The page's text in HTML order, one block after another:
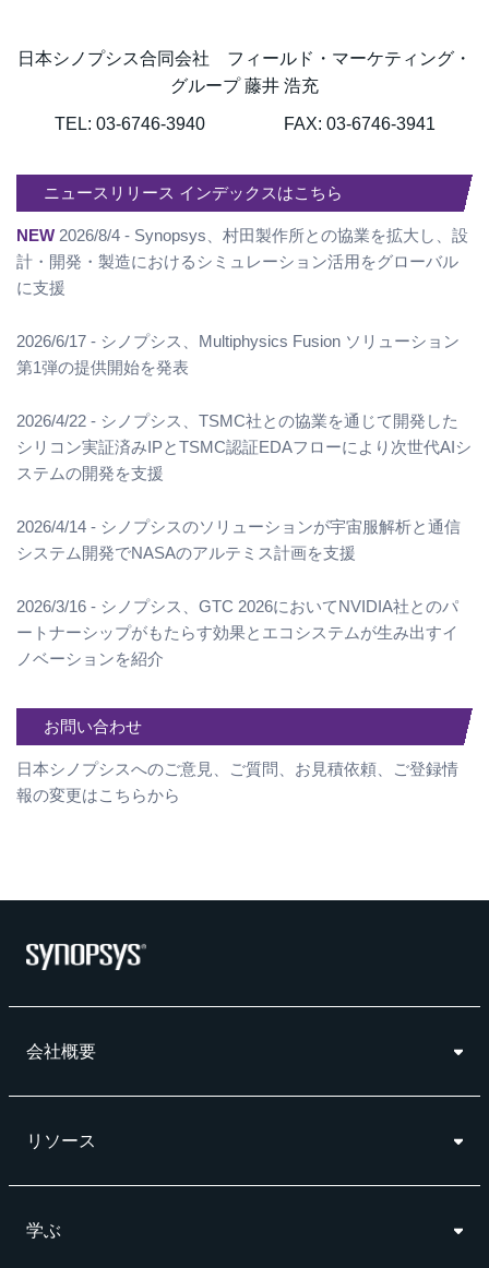
日本シノプシス合同会社 フィールド・マーケティング・
グループ 藤井 浩充
TEL: 03-6746-3940 FAX: 03-6746-3941
ニュースリリース インデックスはこちら
NEW 2026/8/4 - Synopsys、村田製作所との協業を拡大し、設
計・開発・製造におけるシミュレーション活用をグローバル
に支援
2026/6/17 - シノプシス、Multiphysics Fusion ソリューション
第1弾の提供開始を発表
2026/4/22 - シノプシス、TSMC社との協業を通じて開発した
シリコン実証済みIPとTSMC認証EDAフローにより次世代AIシ
ステムの開発を支援
2026/4/14 - シノプシスのソリューションが宇宙服解析と通信
システム開発でNASAのアルテミス計画を支援
2026/3/16 - シノプシス、GTC 2026においてNVIDIA社とのパ
ートナーシップがもたらす効果とエコシステムが生み出すイ
ノベーションを紹介
お問い合わせ
日本シノプシスへのご意見、ご質問、お見積依頼、ご登録情
報の変更はこちらから
会社概要
リソース
学ぶ